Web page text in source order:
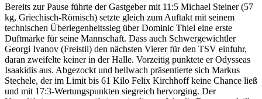
Bereits zur Pause führte der Gastgeber mit 11:5 Michael Steiner (57
kg, Griechisch-Römisch) setzte gleich zum Auftakt mit seinem
technischen Überlegenheitssieg über Dominic Thiel eine erste
Duftmarke für seine Mannschaft. Dass auch Schwergewichtler
Georgi Ivanov (Freistil) den nächsten Vierer für den TSV einfuhr,
daran zweifelte keiner in der Halle. Vorzeitig punktete er Odysseas
Isaakidis aus. Abgezockt und hellwach präsentierte sich Markus
Stechele, der im Limit bis 61 Kilo Felix Kirchhoff keine Chance ließ
und mit 17:3-Wertungspunkten siegreich hervorging. Der